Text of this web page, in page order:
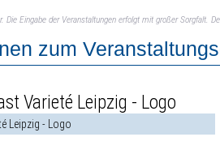
Die Eingabe der Veranstaltungen erfolgt mit großer
zum
Leipzig - Logo